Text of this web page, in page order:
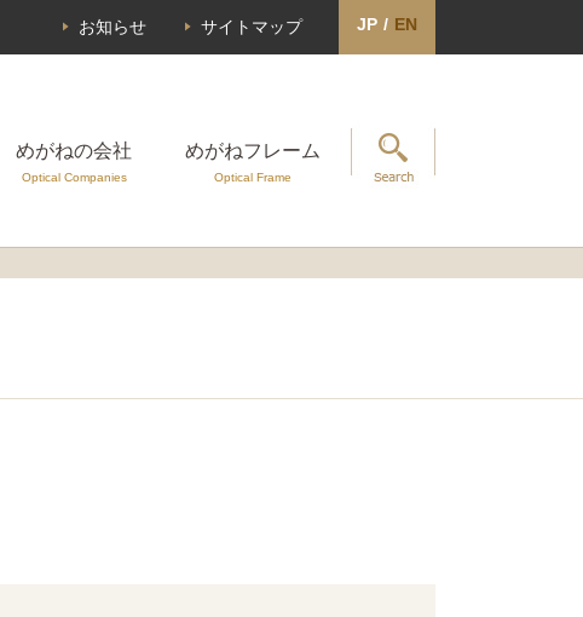
お知らせ サイトマップ JP / EN
めがねの会社
Optical Companies
めがねフレーム
Optical Frame